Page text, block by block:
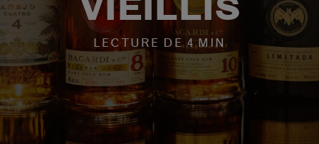
LECTURE DE 4 MIN